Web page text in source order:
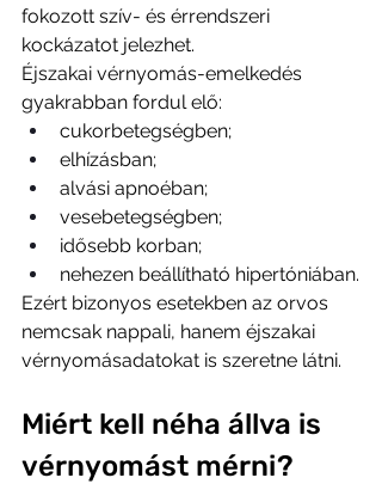
fokozott szív- és érrendszeri
kockázatot jelezhet.
Éjszakai vérnyomás-emelkedés
gyakrabban fordul elő:
cukorbetegségben;
elhízásban;
alvási apnoéban;
vesebetegségben;
idősebb korban;
nehezen beállítható hipertóniában.
Ezért bizonyos esetekben az orvos
nemcsak nappali, hanem éjszakai
vérnyomásadatokat is szeretne látni.
Miért kell néha állva is
vérnyomást mérni?